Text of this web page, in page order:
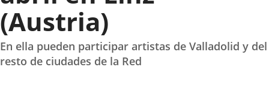
(Austria)
En ella pueden participar artistas de Valladolid y del
resto de ciudades de la Red